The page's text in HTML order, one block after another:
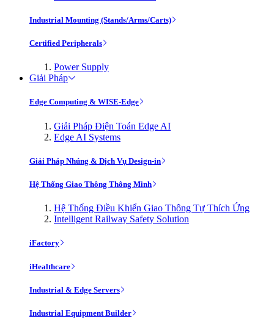
Industrial Mounting (Stands/Arms/Carts)
Certified Peripherals
Power Supply
Giải Pháp
Edge Computing & WISE-Edge
Giải Pháp Điện Toán Edge AI
Edge AI Systems
Giải Pháp Nhúng & Dịch Vụ Design-in
Hệ Thống Giao Thông Thông Minh
Hệ Thống Điều Khiển Giao Thông Tự Thích Ứng
Intelligent Railway Safety Solution
iFactory
iHealthcare
Industrial & Edge Servers
Industrial Equipment Builder